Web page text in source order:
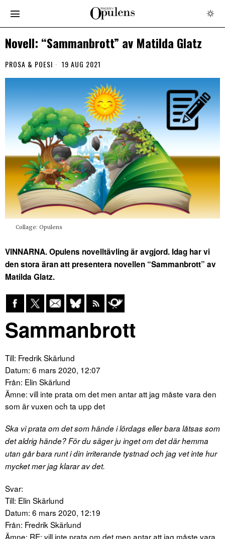
Novell: “Sammanbrott” av Matilda Glatz
PROSA & POESI 19 AUG 2021
Collage: Opulens
VINNARNA. Opulens novelltävling är avgjord. Idag har vi
den stora äran att presentera novellen “Sammanbrott” av
Matilda Glatz.
Sammanbrott
Till: Fredrik Skärlund
Datum: 6 mars 2020, 12:07
Från: Elin Skärlund
Ämne: vill inte prata om det men antar att jag måste vara den
som är vuxen och ta upp det
Ska vi prata om det som hände i lördags eller bara låtsas som
det aldrig hände? För du säger ju inget om det där hemma
utan går bara runt i din irriterande tystnad och jag vet inte hur
mycket mer jag klarar av det.
Svar:
Till: Elin Skärlund
Datum: 6 mars 2020, 12:19
Från: Fredrik Skärlund
Ämne: RE: vill inte prata om det men antar att jag måste vara